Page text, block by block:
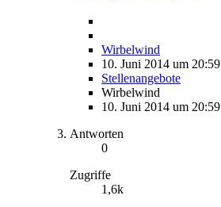
Wirbelwind
10. Juni 2014 um 20:59
Stellenangebote
Wirbelwind
10. Juni 2014 um 20:59
Antworten
0
Zugriffe
1,6k